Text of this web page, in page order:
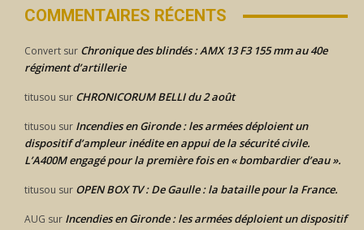
COMMENTAIRES RÉCENTS
Convert sur Chronique des blindés : AMX 13 F3 155 mm au 40e
régiment d’artillerie
titusou sur CHRONICORUM BELLI du 2 août
titusou sur Incendies en Gironde : les armées déploient un
dispositif d’ampleur inédite en appui de la sécurité civile.
L’A400M engagé pour la première fois en « bombardier d’eau ».
titusou sur OPEN BOX TV : De Gaulle : la bataille pour la France.
AUG sur Incendies en Gironde : les armées déploient un dispositif